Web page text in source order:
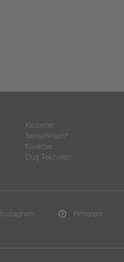
Klozetler
SensoWash®
Küvetler
Duş Tekneleri
Instagram Pinterest